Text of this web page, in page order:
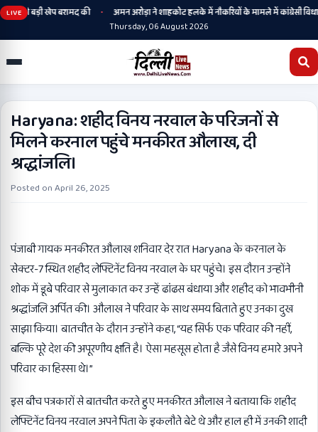
LIVE
की बड़ी खेप बरामद की •
अमन अरोड़ा ने शाहकोट हलके में नौकरियों के मामले में कांग्रेसी विधायक
Thursday, 06 August 2026
Haryana: शहीद विनय नरवाल के परिजनों से
मिलने करनाल पहुंचे मनकीरत औलाख, दी
श्रद्धांजलि।
Posted onApril 26, 2025
पंजाबी गायक मनकीरत औलाख शनिवार देर रात Haryana के करनाल के
सेक्टर-7 स्थित शहीद लेफ्टिनेंट विनय नरवाल के घर पहुंचे। इस दौरान उन्होंने
शोक में डूबे परिवार से मुलाकात कर उन्हें ढांढस बंधाया और शहीद को भावभीनी
श्रद्धांजलि अर्पित की। औलाख ने परिवार के साथ समय बिताते हुए उनका दुख
साझा किया। बातचीत के दौरान उन्होंने कहा, “यह सिर्फ एक परिवार की नहीं,
बल्कि पूरे देश की अपूरणीय क्षति है। ऐसा महसूस होता है जैसे विनय हमारे अपने
परिवार का हिस्सा थे।”
इस बीच पत्रकारों से बातचीत करते हुए मनकीरत औलाख ने बताया कि शहीद
लेफ्टिनेंट विनय नरवाल अपने पिता के इकलौते बेटे थे और हाल ही में उनकी शादी